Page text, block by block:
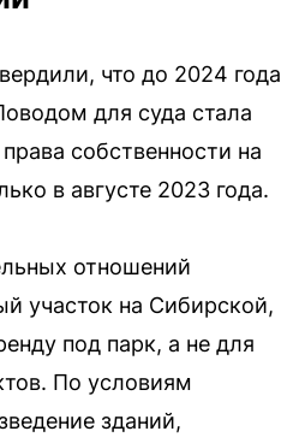
что до 2024 года
для суда стала
собственности на
в августе 2023 года.
отношений
участок на Сибирской,
под парк, а не для
По условиям
зданий,